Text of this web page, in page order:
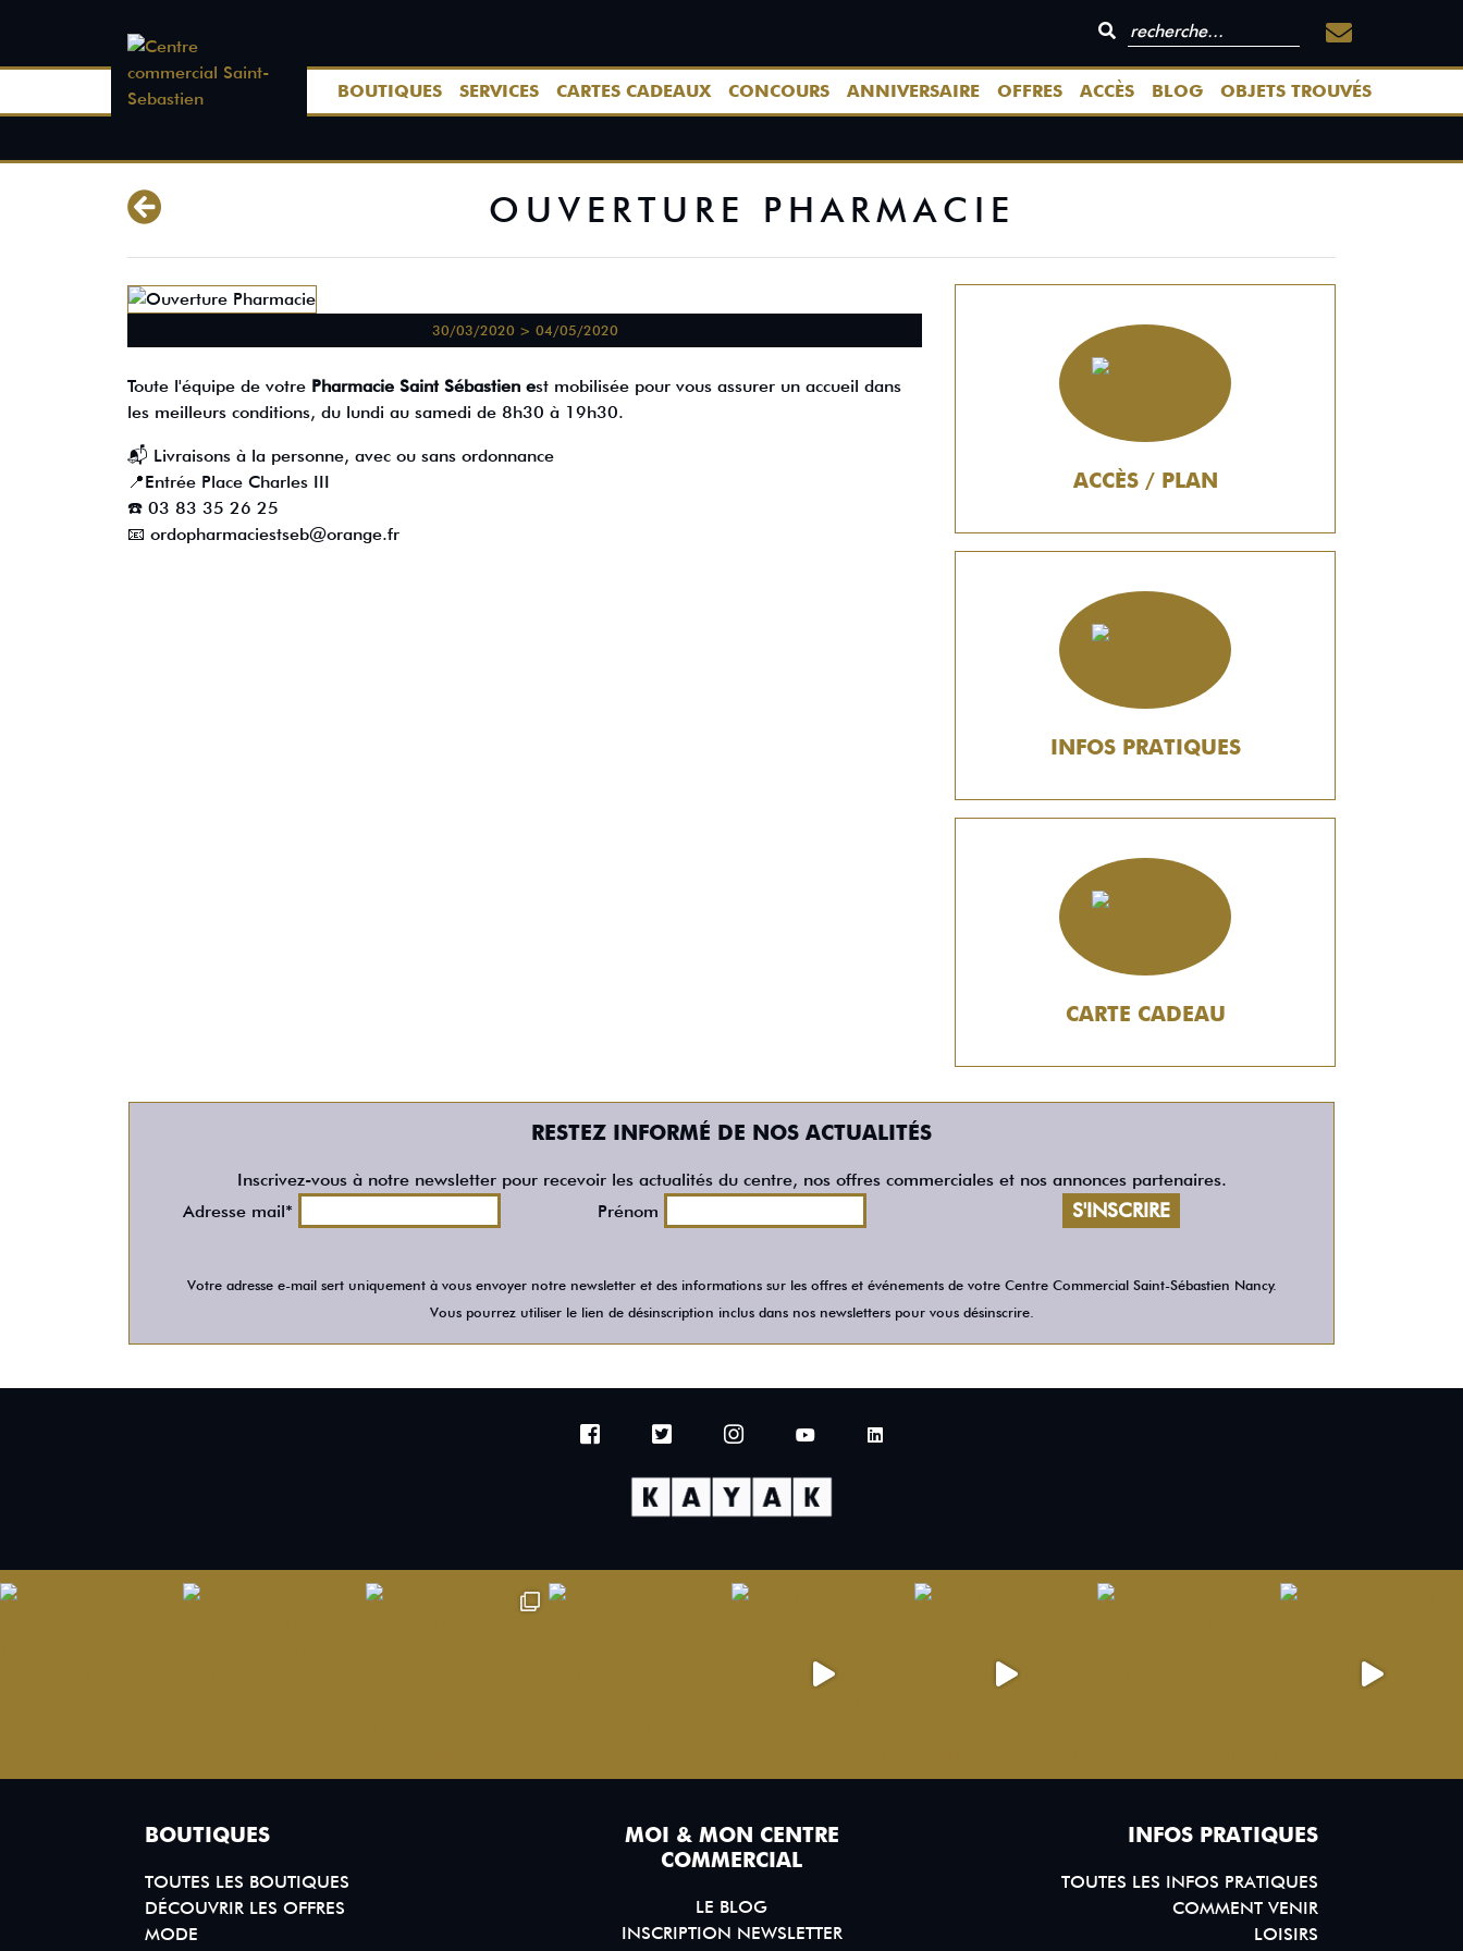
BOUTIQUES SERVICES CARTES CADEAUX CONCOURS ANNIVERSAIRE OFFRES ACCÈS BLOG OBJETS TROUVÉS
OUVERTURE PHARMACIE
30/03/2020 > 04/05/2020
Toute l'équipe de votre Pharmacie Saint Sébastien est mobilisée pour vous assurer un accueil dans
les meilleurs conditions, du lundi au samedi de 8h30 à 19h30.
📬 Livraisons à la personne, avec ou sans ordonnance
📍Entrée Place Charles III
☎️ 03 83 35 26 25
📧 ordopharmaciestseb@orange.fr
ACCÈS / PLAN
INFOS PRATIQUES
CARTE CADEAU
RESTEZ INFORMÉ DE NOS ACTUALITÉS
Inscrivez-vous à notre newsletter pour recevoir les actualités du centre, nos offres commerciales et nos annonces partenaires.
Adresse mail*
Prénom
Votre adresse e-mail sert uniquement à vous envoyer notre newsletter et des informations sur les offres et événements de votre Centre Commercial Saint-Sébastien Nancy.
Vous pourrez utiliser le lien de désinscription inclus dans nos newsletters pour vous désinscrire.
BOUTIQUES
TOUTES LES BOUTIQUES
DÉCOUVRIR LES OFFRES
MODE
MOI & MON CENTRE
COMMERCIAL
LE BLOG
INSCRIPTION NEWSLETTER
INFOS PRATIQUES
TOUTES LES INFOS PRATIQUES
COMMENT VENIR
LOISIRS